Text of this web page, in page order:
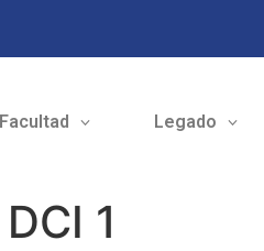
Facultad Legado
1